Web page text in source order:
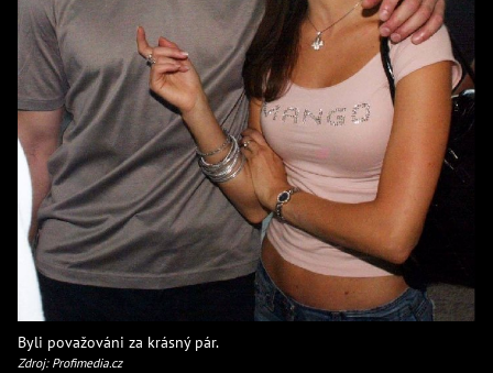
Byli považováni za krásný pár.
Zdroj: Profimedia.cz